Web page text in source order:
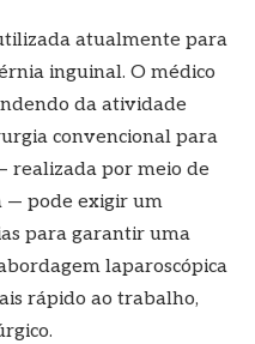
atualmente para
inguinal. O médico
da atividade
convencional para
realizada por meio de
— pode exigir um
para garantir uma
laparoscópica
rápido ao trabalho,